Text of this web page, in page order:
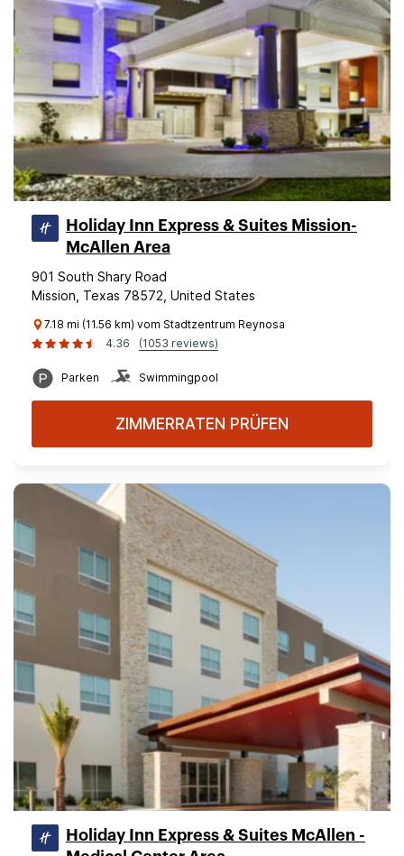
Holiday Inn Express & Suites Mission-
McAllen Area
901 South Shary Road
Mission, Texas 78572, United States
7.18 mi (11.56 km) vom Stadtzentrum Reynosa
4.36
(1053 reviews)
Parken Swimmingpool
ZIMMERRATEN PRÜFEN
Holiday Inn Express & Suites McAllen -